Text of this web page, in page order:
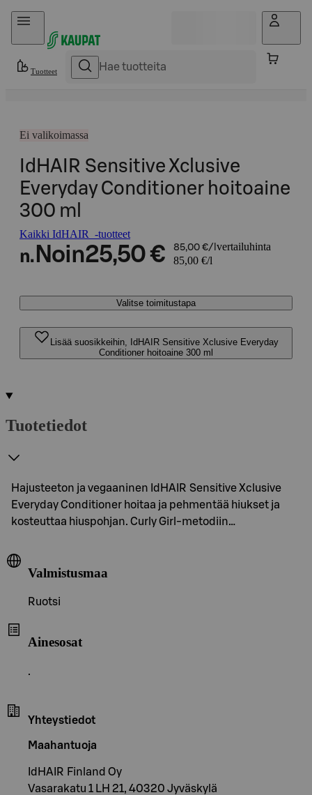
Hyppää sisältöön
Tuotteet
Ei valikoimassa
IdHAIR Sensitive Xclusive
Everyday Conditioner hoitoaine
300 ml
Kaikki IdHAIR -tuotteet
n. Noin25,50 € 85,00 €/l vertailuhinta
85,00 €/l
Valitse toimitustapa
Lisää suosikkeihin, IdHAIR Sensitive Xclusive Everyday
Conditioner hoitoaine 300 ml
Tuotetiedot
Hajusteeton ja vegaaninen IdHAIR Sensitive Xclusive
Everyday Conditioner hoitaa ja pehmentää hiukset ja
kosteuttaa hiuspohjan. Curly Girl-metodiin…
Valmistusmaa
Ruotsi
Ainesosat
.
Yhteystiedot
Maahantuoja
IdHAIR Finland Oy
Vasarakatu 1 LH 21, 40320 Jyväskylä